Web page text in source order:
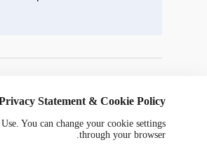
Statement & Cookie Policy
You can change your cookie settings
through your browser.